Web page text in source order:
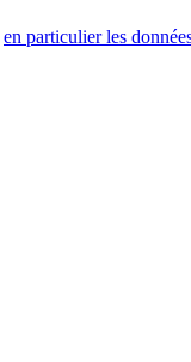
en particulier les